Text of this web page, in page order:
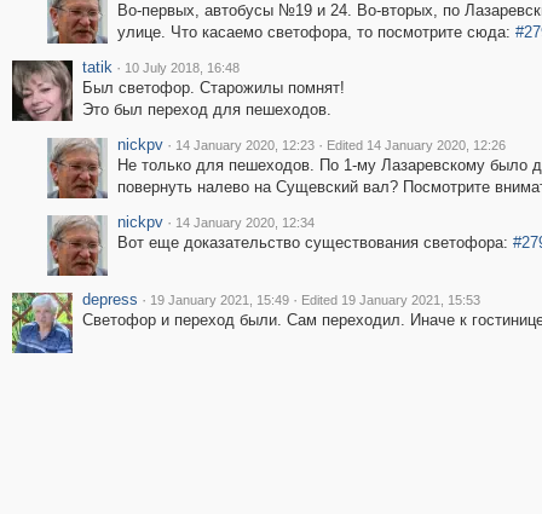
Во-первых, автобусы №19 и 24. Во-вторых, по
улице. Что касаемо светофора, то посмотрите сюда:
tatik · 10 July 2018, 16:48
Был светофор. Старожилы помнят!
Это был переход для пешеходов.
nickpv · 14 January 2020, 12:23 · Edited 14 January 2020, 12:26
Не только для пешеходов. По 1-му Лазаревскому было
повернуть налево на Сущевский вал? Посмотрите
nickpv · 14 January 2020, 12:34
Вот еще доказательство существования светофора:
depress · 19 January 2021, 15:49 · Edited 19 January 2021, 15:53
Светофор и переход были. Сам переходил. Иначе к